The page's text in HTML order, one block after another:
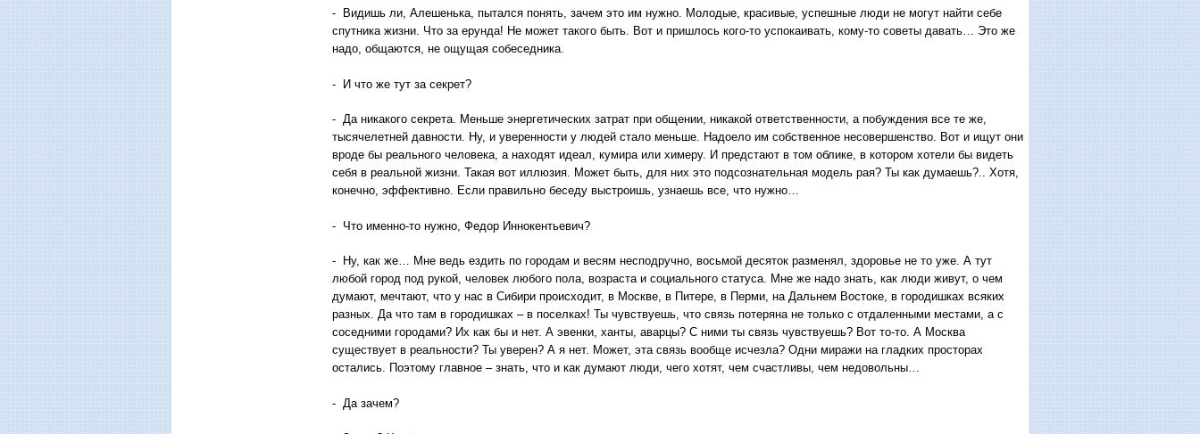
- Видишь ли, Алешенька, пытался понять, зачем это им нужно. Молодые, красивые, успешные люди не могут найти себе
спутника жизни. Что за ерунда! Не может такого быть. Вот и пришлось кого-то успокаивать, кому-то советы давать… Это же
надо, общаются, не ощущая собеседника.
- И что же тут за секрет?
- Да никакого секрета. Меньше энергетических затрат при общении, никакой ответственности, а побуждения все те же,
тысячелетней давности. Ну, и уверенности у людей стало меньше. Надоело им собственное несовершенство. Вот и ищут они
вроде бы реального человека, а находят идеал, кумира или химеру. И предстают в том облике, в котором хотели бы видеть
себя в реальной жизни. Такая вот иллюзия. Может быть, для них это подсознательная модель рая? Ты как думаешь?.. Хотя,
конечно, эффективно. Если правильно беседу выстроишь, узнаешь все, что нужно…
- Что именно-то нужно, Федор Иннокентьевич?
- Ну, как же… Мне ведь ездить по городам и весям несподручно, восьмой десяток разменял, здоровье не то уже. А тут
любой город под рукой, человек любого пола, возраста и социального статуса. Мне же надо знать, как люди живут, о чем
думают, мечтают, что у нас в Сибири происходит, в Москве, в Питере, в Перми, на Дальнем Востоке, в городишках всяких
разных. Да что там в городишках – в поселках! Ты чувствуешь, что связь потеряна не только с отдаленными местами, а с
соседними городами? Их как бы и нет. А эвенки, ханты, аварцы? С ними ты связь чувствуешь? Вот то-то. А Москва
существует в реальности? Ты уверен? А я нет. Может, эта связь вообще исчезла? Одни миражи на гладких просторах
остались. Поэтому главное – знать, что и как думают люди, чего хотят, чем счастливы, чем недовольны…
- Да зачем?